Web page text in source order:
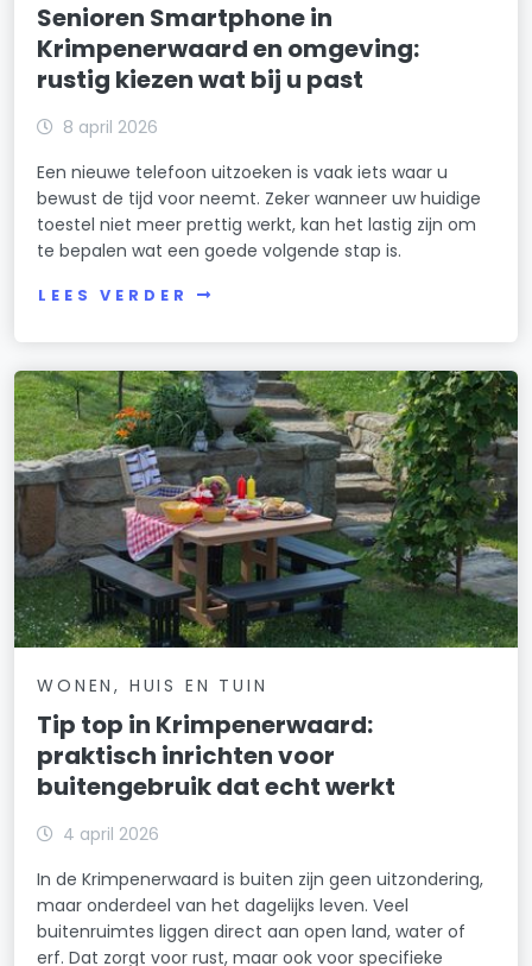
Senioren Smartphone in
Krimpenerwaard en omgeving:
rustig kiezen wat bij u past
8 april 2026
Een nieuwe telefoon uitzoeken is vaak iets waar u
bewust de tijd voor neemt. Zeker wanneer uw huidige
toestel niet meer prettig werkt, kan het lastig zijn om
te bepalen wat een goede volgende stap is.
LEES VERDER
WONEN, HUIS EN TUIN
Tip top in Krimpenerwaard:
praktisch inrichten voor
buitengebruik dat echt werkt
4 april 2026
In de Krimpenerwaard is buiten zijn geen uitzondering,
maar onderdeel van het dagelijks leven. Veel
buitenruimtes liggen direct aan open land, water of
erf. Dat zorgt voor rust, maar ook voor specifieke